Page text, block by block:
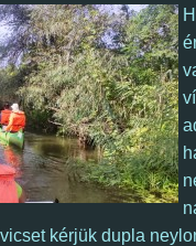
kérjük dupla